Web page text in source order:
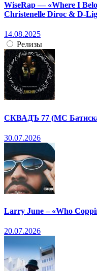
WiseRap — «Where I
Christenelle Diroc & D-
14.08.2025
Релизы
СКВАДЪ 77 (МС
30.07.2026
Larry June – «Who
20.07.2026